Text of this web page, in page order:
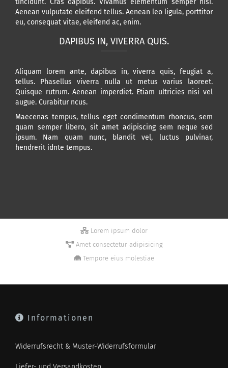
tincidunt. Cras dapibus. Vivamus elementum semper nisi.
Aenean vulputate eleifend tellus. Aenean leo ligula, porttitor
eu, consequat vitae, eleifend ac, enim.
DAPIBUS IN, VIVERRA QUIS.
Aliquam lorem ante, dapibus in, viverra quis, feugiat a,
tellus. Phasellus viverra nulla ut metus varius laoreet.
Quisque rutrum. Aenean imperdiet. Etiam ultricies nisi vel
augue. Curabitur ncus.
Maecenas tempus, tellus eget condimentum rhoncus, sem
quam semper libero, sit amet adipiscing sem neque sed
ipsum. Nam quam nunc, blandit vel, luctus pulvinar,
hendrerit idnte tempus.
Lorem ipsum dolor
Amet consectetur adipisicing
Tempore eius molestiae
Informationen
Widerrufsrecht & Muster-Widerrufsformular